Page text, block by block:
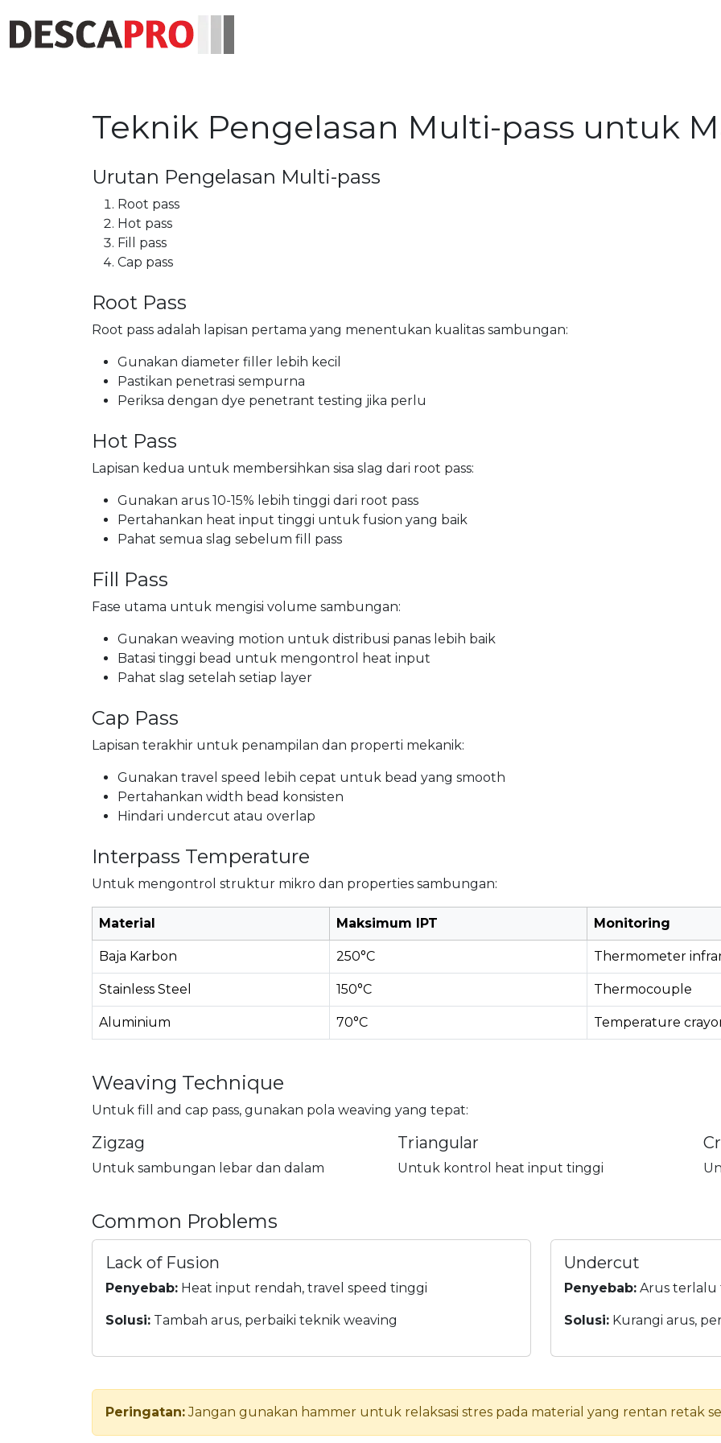
Teknik Pengelasan Multi-pass untuk
Urutan Pengelasan Multi-pass
Root pass
Hot pass
Fill pass
Cap pass
Root Pass
Root pass adalah lapisan pertama yang menentukan kualitas sambungan:
Gunakan diameter filler lebih kecil
Pastikan penetrasi sempurna
Periksa dengan dye penetrant testing jika perlu
Hot Pass
Lapisan kedua untuk membersihkan sisa slag dari root pass:
Gunakan arus 10-15% lebih tinggi dari root pass
Pertahankan heat input tinggi untuk fusion yang baik
Pahat semua slag sebelum fill pass
Fill Pass
Fase utama untuk mengisi volume sambungan:
Gunakan weaving motion untuk distribusi panas lebih baik
Batasi tinggi bead untuk mengontrol heat input
Pahat slag setelah setiap layer
Cap Pass
Lapisan terakhir untuk penampilan dan properti mekanik:
Gunakan travel speed lebih cepat untuk bead yang smooth
Pertahankan width bead konsisten
Hindari undercut atau overlap
Interpass Temperature
Untuk mengontrol struktur mikro dan properties sambungan:
Material Maksimum IPT Monitoring
Baja Karbon 250°C Thermometer
Stainless Steel 150°C Thermocouple
Aluminium 70°C Temperature
Weaving Technique
Untuk fill and cap pass, gunakan pola weaving yang tepat:
Zigzag
Untuk sambungan lebar dan dalam
Triangular
Untuk kontrol heat input tinggi
Common Problems
Lack of Fusion
Penyebab: Heat input rendah, travel speed tinggi
Solusi: Tambah arus, perbaiki teknik weaving
Undercut
Penyebab: Arus terlalu
Solusi: Kurangi arus,
Peringatan:Jangan gunakan hammer untuk relaksasi stres pada material yang rentan retak